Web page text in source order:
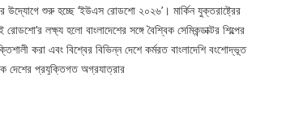
উদ্যোগে শুরু হচ্ছে ‘ইউএস রোডশো ২০২৬’। মার্কিন যুক্তরাষ্ট্রের
লক্ষ্য হলো বাংলাদেশের সঙ্গে বৈশ্বিক সেমিকন্ডাক্টর শিল্পের
করা এবং বিশ্বের বিভিন্ন দেশে কর্মরত বাংলাদেশি বংশোদ্ভূত
দেশের প্রযুক্তিগত অগ্রযাত্রার